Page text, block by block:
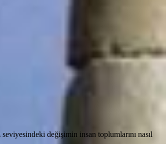
değişimin insan toplumlarını nasıl